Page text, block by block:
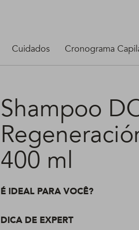
Cuidados Cronograma
Shampoo
400 ml
É IDEAL PARA VOCÊ?
DICA DE EXPERT